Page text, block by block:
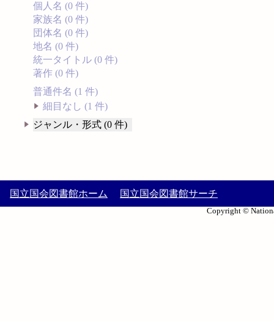
個人名 (0 件)
家族名 (0 件)
団体名 (0 件)
地名 (0 件)
統一タイトル (0 件)
著作 (0 件)
普通件名 (1 件)
細目なし (1 件)
ジャンル・形式 (0 件)
国立国会図書館ホーム 国立国会図書館サーチ
Copyright ©